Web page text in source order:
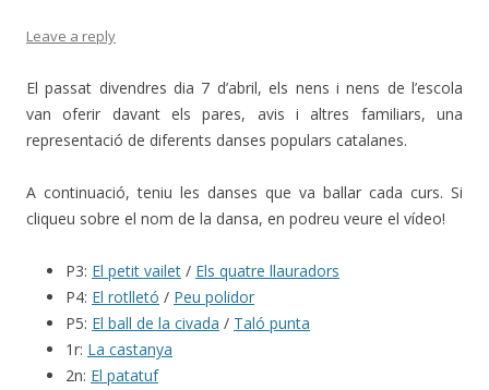
Leave a reply
El passat divendres dia 7 d’abril, els nens i nens de l’escola
van oferir davant els pares, avis i altres familiars, una
representació de diferents danses populars catalanes.
A continuació, teniu les danses que va ballar cada curs. Si
cliqueu sobre el nom de la dansa, en podreu veure el vídeo!
P3: El petit vailet / Els quatre llauradors
P4: El rotlletó / Peu polidor
P5: El ball de la civada / Taló punta
1r: La castanya
2n: El patatuf